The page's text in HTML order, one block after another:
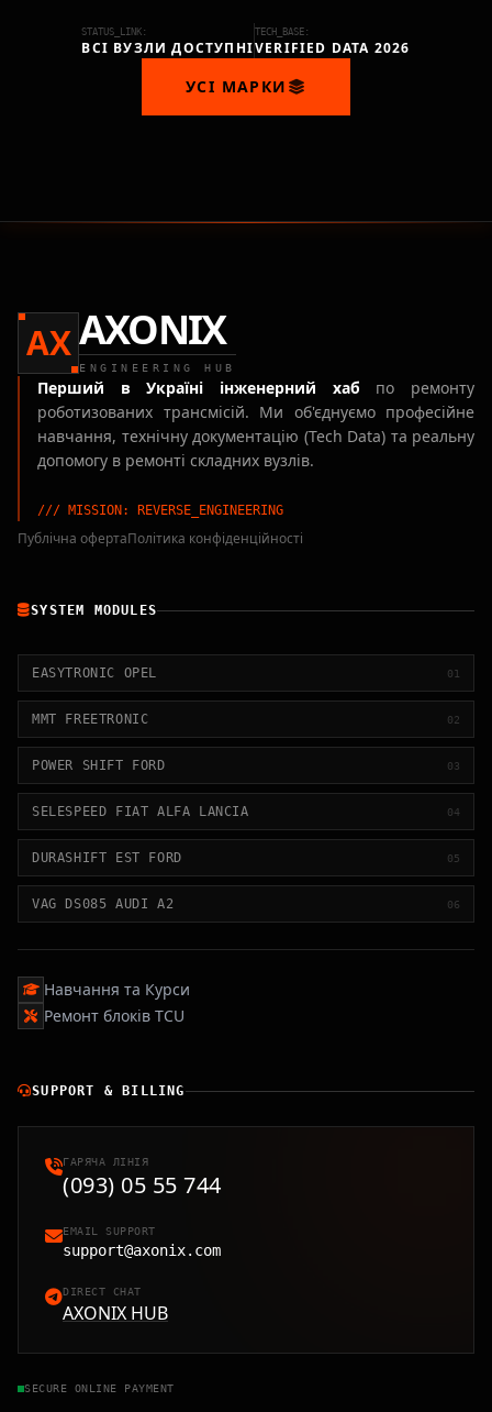
STATUS_LINK:
ВСІ ВУЗЛИ ДОСТУПНІ
TECH_BASE:
VERIFIED DATA 2026
УСІ МАРКИ
AXAXONIX
ENGINEERING HUB
Перший в Україні інженерний хаб по ремонту
роботизованих трансмісій. Ми об'єднуємо професійне
навчання, технічну документацію (Tech Data) та реальну
допомогу в ремонті складних вузлів.
/// MISSION: REVERSE_ENGINEERING
Публічна офертаПолітика конфіденційності
SYSTEM MODULES
EASYTRONIC OPEL 01
MMT FREETRONIC 02
POWER SHIFT FORD 03
SELESPEED FIAT ALFA LANCIA 04
DURASHIFT EST FORD 05
VAG DS085 AUDI A2 06
Навчання та Курси
Ремонт блоків TCU
SUPPORT & BILLING
ГАРЯЧА ЛІНІЯ
(093) 05 55 744
EMAIL SUPPORT
support@axonix.com
DIRECT CHAT
AXONIX HUB
SECURE ONLINE PAYMENT